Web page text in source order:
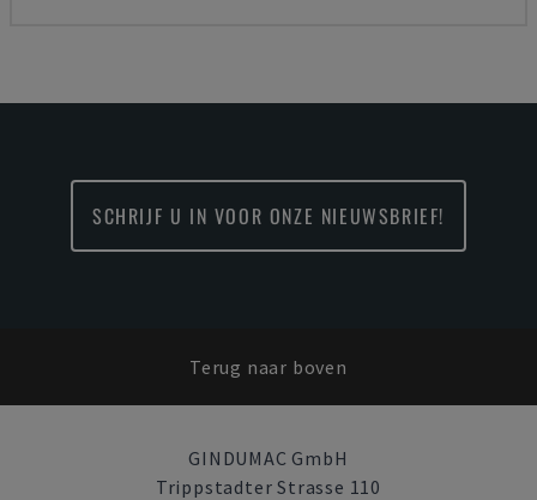
SCHRIJF U IN VOOR ONZE NIEUWSBRIEF!
Terug naar boven
GINDUMAC GmbH
Trippstadter Strasse 110